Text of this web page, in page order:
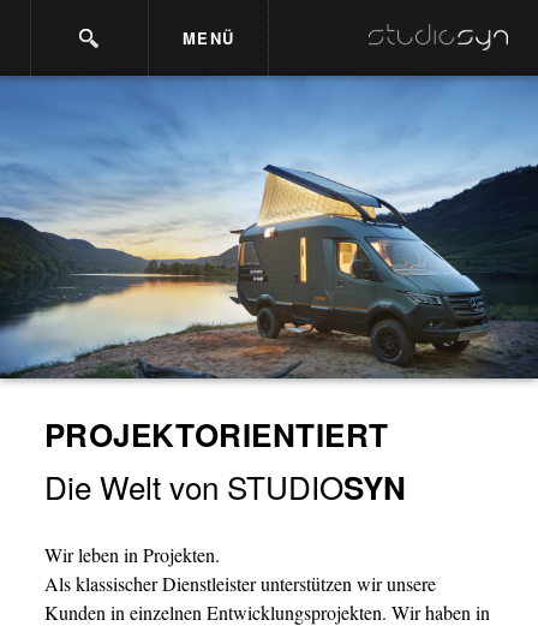
MENÜ
PROJEKTORIENTIERT
Die Welt von STUDIOSYN
Wir leben in Projekten.
Als klassischer Dienstleister unterstützen wir unsere
Kunden in einzelnen Entwicklungsprojekten. Wir haben in